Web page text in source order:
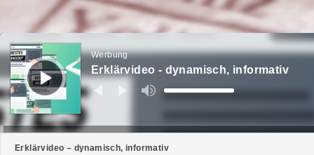
Audio-
Player
Werbung
Erklärvideo - dynamisch, informativ
Pfeiltasten
Hoch/Runter
die
regeln.
Erklärvideo – dynamisch, informativ